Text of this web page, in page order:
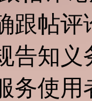
跟帖评
告知义
务使